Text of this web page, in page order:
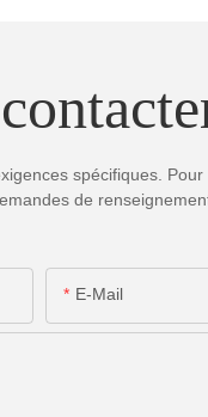
spécifiques.
de
E-Mail